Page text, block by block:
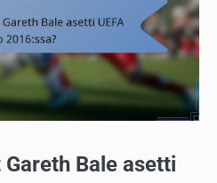
Bale asetti